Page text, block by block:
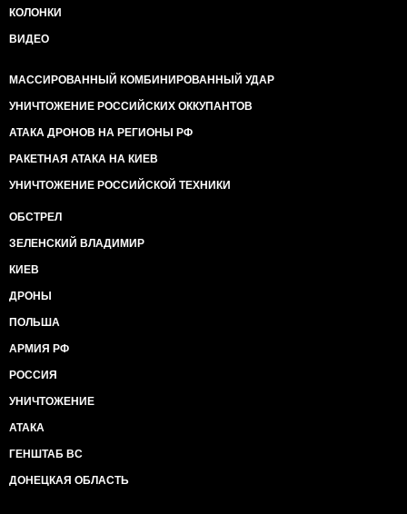
КОЛОНКИ
ВИДЕО
МАССИРОВАННЫЙ КОМБИНИРОВАННЫЙ УДАР
УНИЧТОЖЕНИЕ РОССИЙСКИХ ОККУПАНТОВ
АТАКА ДРОНОВ НА РЕГИОНЫ РФ
РАКЕТНАЯ АТАКА НА КИЕВ
УНИЧТОЖЕНИЕ РОССИЙСКОЙ ТЕХНИКИ
ОБСТРЕЛ
ЗЕЛЕНСКИЙ ВЛАДИМИР
КИЕВ
ДРОНЫ
ПОЛЬША
АРМИЯ РФ
РОССИЯ
УНИЧТОЖЕНИЕ
АТАКА
ГЕНШТАБ ВС
ДОНЕЦКАЯ ОБЛАСТЬ